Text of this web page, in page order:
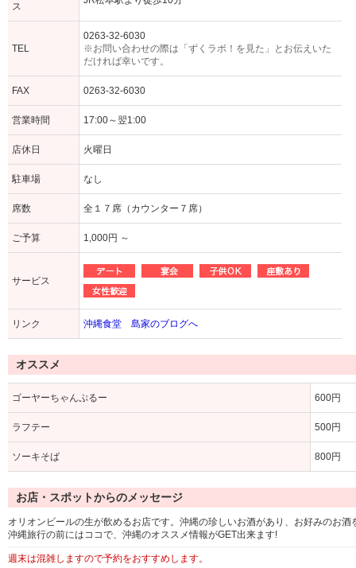
ス
TEL
0263-32-6030
※お問い合わせの際は「ずくラボ！を見た」とお伝えいた
だければ幸いです。
FAX 0263-32-6030
営業時間 17:00～翌1:00
店休日 火曜日
駐車場 なし
席数 全１７席（カウンター７席）
ご予算 1,000円 ～
サービス
リンク 沖縄食堂 島家のブログへ
オススメ
ゴーヤーちゃんぷるー 600円
ラフテー 500円
ソーキそば 800円
お店・スポットからのメッセージ
オリオンビールの生が飲めるお店です。沖縄の珍しいお酒があり、お好みのお
沖縄旅行の前にはココで、沖縄のオススメ情報がGET出来ます!
週末は混雑しますので予約をおすすめします。